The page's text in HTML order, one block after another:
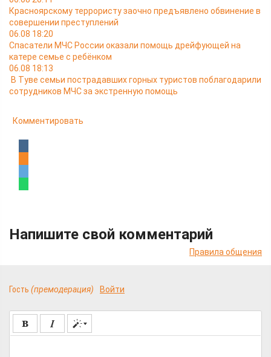
Красноярскому террористу заочно предъявлено обвинение в
совершении преступлений
06.08 18:20
Спасатели МЧС России оказали помощь дрейфующей на
катере семье с ребёнком
06.08 18:13
В Туве семьи пострадавших горных туристов поблагодарили
сотрудников МЧС за экстренную помощь
Комментировать
Напишите свой комментарий
Правила общения
Гость (премодерация) Войти